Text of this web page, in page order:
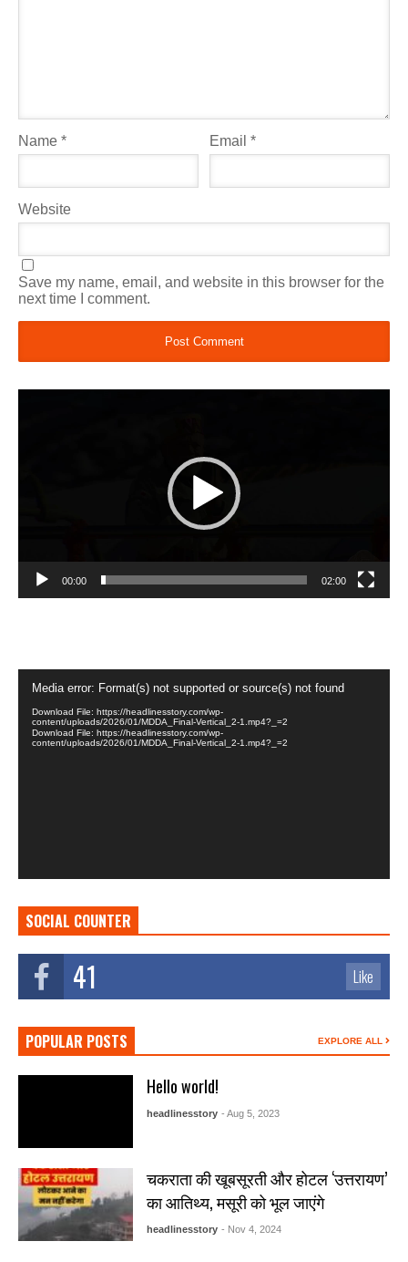
Name * Email*
Website
Save my name, email, and website in this browser for the
next time I comment.
00:00 02:00
Player
Media error: Format(s) not supported or source(s) not found
Download File: https://headlinesstory.com/wp-
content/uploads/2026/01/MDDA_Final-Vertical_2-1.mp4?_=2
Download File: https://headlinesstory.com/wp-
content/uploads/2026/01/MDDA_Final-Vertical_2-1.mp4?_=2
SOCIAL COUNTER
41 Like
POPULAR POSTS EXPLORE ALL
Hello world!
headlinesstory - Aug 5, 2023
चकराता की खूबसूरती और होटल ‘उत्तरायण’
का आतिथ्य, मसूरी को भूल जाएंगे
headlinesstory - Nov 4, 2024